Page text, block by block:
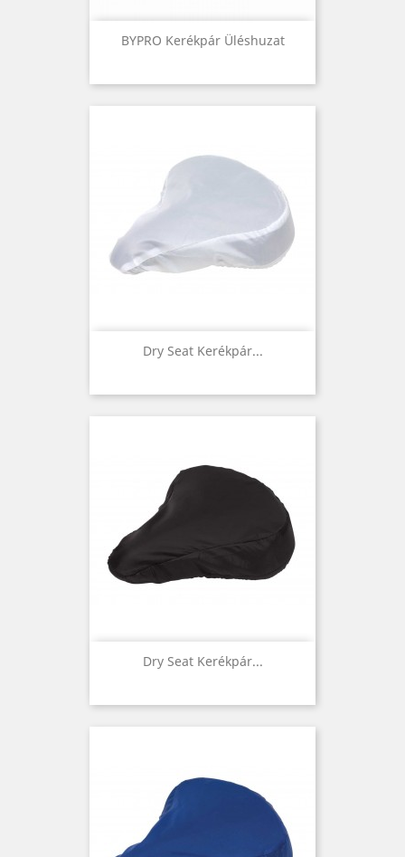
BYPRO Kerékpár Üléshuzat
Dry Seat Kerékpár...
Dry Seat Kerékpár...